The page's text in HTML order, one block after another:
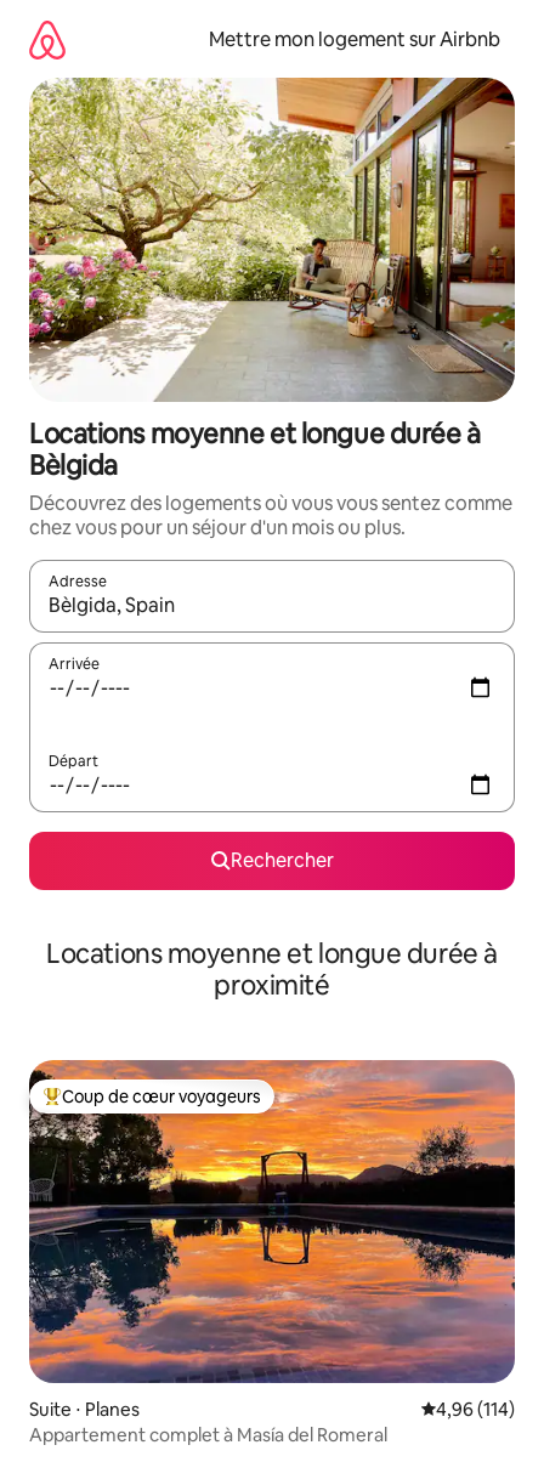
directement
contenu
Mettre mon logement sur Airbnb
Locations moyenne et longue durée à
Bèlgida
Découvrez des logements où vous vous sentez comme
chez vous pour un séjour d'un mois ou plus.
Adresse
Lorsque les résultats s'affichent, utilisez les flèches vers le
Arrivée
Départ
Rechercher
Locations moyenne et longue durée à
proximité
Coups de cœur voyageurs les plus appréciés
Coup de cœur voyageurs
Suite ⋅ Planes Évaluation
4,96 (114)
Appartement complet à Masía del Romeral